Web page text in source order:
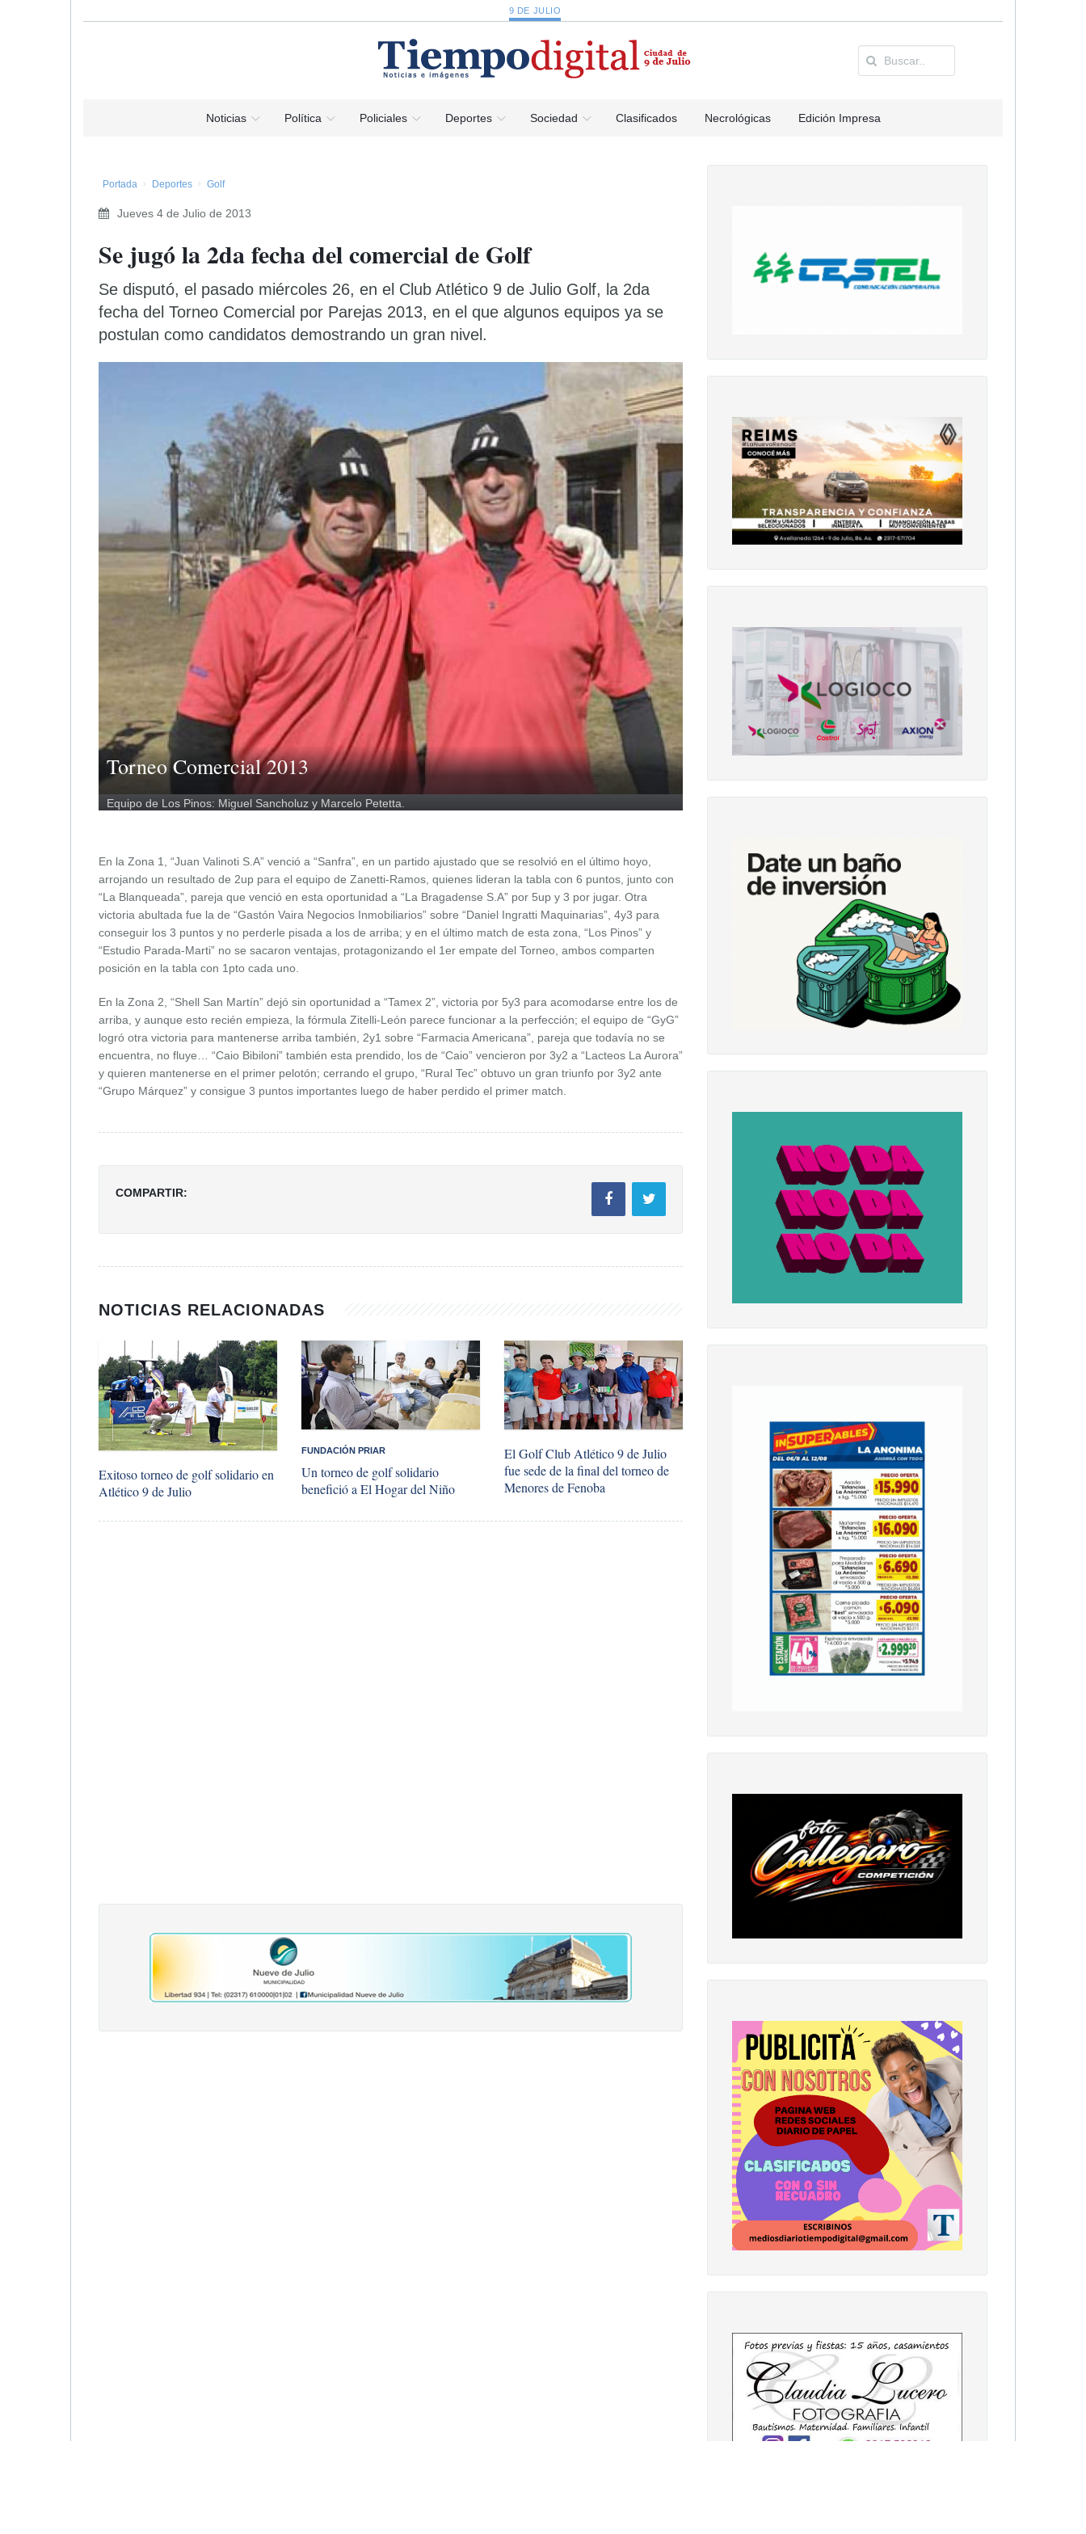
9 DE JULIO
Noticias Política Policiales Deportes Sociedad Clasificados Necrológicas Edición Impresa
Portada Deportes Golf
Jueves 4 de Julio de 2013
Se jugó la 2da fecha del comercial de Golf
Se disputó, el pasado miércoles 26, en el Club Atlético 9 de Julio Golf, la 2da
fecha del Torneo Comercial por Parejas 2013, en el que algunos equipos ya se
postulan como candidatos demostrando un gran nivel.
Torneo Comercial 2013
Equipo de Los Pinos: Miguel Sancholuz y Marcelo Petetta.
En la Zona 1, “Juan Valinoti S.A” venció a “Sanfra”, en un partido ajustado que se resolvió en el último hoyo,
arrojando un resultado de 2up para el equipo de Zanetti-Ramos, quienes lideran la tabla con 6 puntos, junto con
“La Blanqueada”, pareja que venció en esta oportunidad a “La Bragadense S.A” por 5up y 3 por jugar. Otra
victoria abultada fue la de “Gastón Vaira Negocios Inmobiliarios” sobre “Daniel Ingratti Maquinarias”, 4y3 para
conseguir los 3 puntos y no perderle pisada a los de arriba; y en el último match de esta zona, “Los Pinos” y
“Estudio Parada-Marti” no se sacaron ventajas, protagonizando el 1er empate del Torneo, ambos comparten
posición en la tabla con 1pto cada uno.
En la Zona 2, “Shell San Martín” dejó sin oportunidad a “Tamex 2”, victoria por 5y3 para acomodarse entre los de
arriba, y aunque esto recién empieza, la fórmula Zitelli-León parece funcionar a la perfección; el equipo de “GyG”
logró otra victoria para mantenerse arriba también, 2y1 sobre “Farmacia Americana”, pareja que todavía no se
encuentra, no fluye… “Caio Bibiloni” también esta prendido, los de “Caio” vencieron por 3y2 a “Lacteos La Aurora”
y quieren mantenerse en el primer pelotón; cerrando el grupo, “Rural Tec” obtuvo un gran triunfo por 3y2 ante
“Grupo Márquez” y consigue 3 puntos importantes luego de haber perdido el primer match.
COMPARTIR:
NOTICIAS RELACIONADAS
​Exitoso torneo de golf solidario en
Atlético 9 de Julio
FUNDACIÓN PRIAR
Un torneo de golf solidario
benefició a El Hogar del Niño
El Golf Club Atlético 9 de Julio
fue sede de la final del torneo de
Menores de Fenoba